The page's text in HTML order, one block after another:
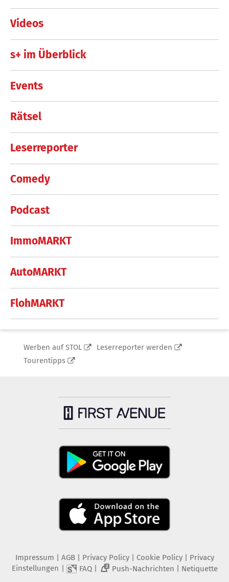
Videos
s+ im Überblick
Events
Rätsel
Leserreporter
Comedy
Podcast
ImmoMARKT
AutoMARKT
FlohMARKT
Werben auf STOL
Leserreporter werden
Tourentipps
Impressum AGB Privacy Policy| Cookie Policy| Privacy
Einstellungen
FAQ| 2 Push-Nachrichten Netiquette